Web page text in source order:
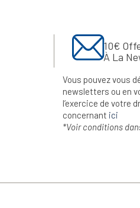
10€
À La
Vous pouvez vous
newsletters ou en
l’exercice de votre
concernant ici
*Voir conditions